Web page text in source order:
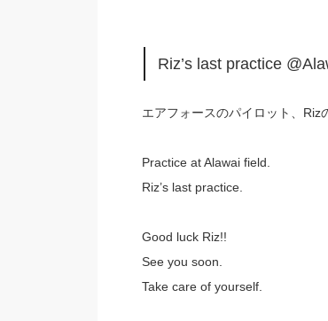
Riz’s last practice
エアフォースのパイロット、Riz
Practice at Alawai field.
Riz’s last practice.
Good luck Riz!!
See you soon.
Take care of yourself.